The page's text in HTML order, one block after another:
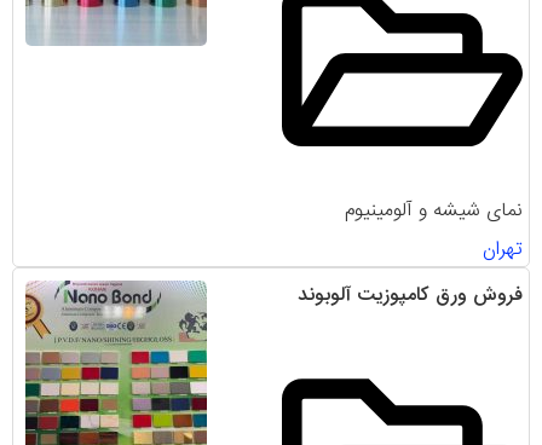
نمای شیشه و آلومینیوم
تهران
فروش ورق کامپوزیت آلوبوند